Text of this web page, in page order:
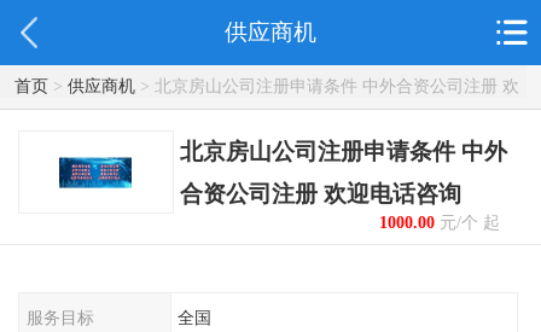
供应商机
首页> 供应商机> 北京房山公司注册申请条件 中外合资公司注册 欢
迎电话咨询
北京房山公司注册申请条件 中外
合资公司注册 欢迎电话咨询
1000.00元/个 起
服务目标 全国